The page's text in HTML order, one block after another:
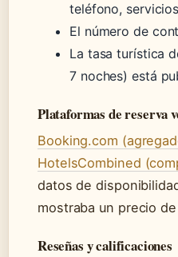
teléfono,
El número de
La tasa turística
7 noches) está
Plataformas de reserva
Booking.com
HotelsCombined
datos de
mostraba un precio
Reseñas y calificaciones